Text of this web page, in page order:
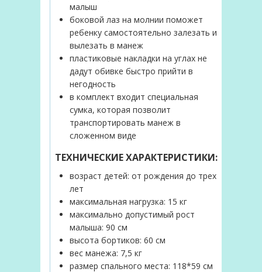
малыш
боковой лаз на молнии поможет
ребенку самостоятельно залезать и
вылезать в манеж
пластиковые накладки на углах не
дадут обивке быстро прийти в
негодность
в комплект входит специальная
сумка, которая позволит
транспортировать манеж в
сложенном виде
ТЕХНИЧЕСКИЕ ХАРАКТЕРИСТИКИ:
возраст детей: от рождения до трех
лет
максимальная нагрузка: 15 кг
максимально допустимый рост
малыша: 90 см
высота бортиков: 60 см
вес манежа: 7,5 кг
размер спального места: 118*59 см